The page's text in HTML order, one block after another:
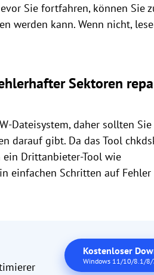
Sie fortfahren, können Sie
werden kann. Wenn nicht,
Sektoren
Dateisystem, daher sollten
darauf gibt. Da das Tool
ein Drittanbieter-Tool wie
einfachen Schritten auf
Kostenloser
Windows 11/10/8.1/8/